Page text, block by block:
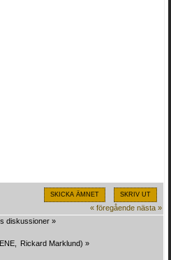
SKICKA ÄMNET SKRIV UT
« föregående nästa »
diskussioner »
Rickard Marklund) »